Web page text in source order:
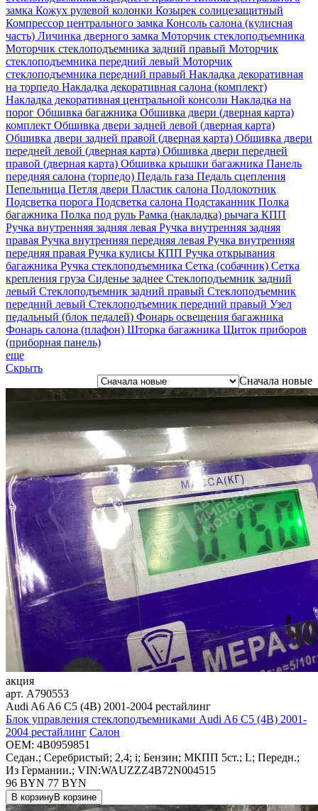
замка Кожух рулевой колонки Козырек солнцезащитный
Компрессор центрального замка Консоль салона (кулисная
часть) Личинка дверного замка Моторчик стеклоподъемника
Моторчик стеклоподъемника задний правый Моторчик
стеклоподъемника передний левый Моторчик
стеклоподъемника передний правый Накладка декоративная
на торпедо Накладка декоративная салона (комплект)
Накладка декоративная центральной консоли Накладка на
порог Обшивка багажника Обшивка двери (дверная карта)
комплект Обшивка двери задней левой (дверная карта)
Обшивка двери задней правой (дверная карта) Обшивка двери
передней левой (дверная карта) Обшивка двери передней
правой (дверная карта) Обшивка крышки багажника Панель
передняя салона (торпедо) Педаль газа Педаль сцепления
Пепельница Петля двери Пластик салона Подлокотник
Подсветка порога Подсветка салона Подстаканник Полка
багажника Полка под руль Рамка (накладка) рычага КПП
Ручка внутренняя задняя левая Ручка внутренняя задняя
правая Ручка внутренняя передняя левая Ручка внутренняя
передняя правая Ручка кулисы КПП Ручка открывания
багажника Ручка стеклоподъемника Сетка (собачник) Сетка
крепления груза Сиденье заднее Стеклоподъемник задний
левый Стеклоподъемник задний правый Стеклоподъемник
передний левый Стеклоподъемник передний правый Узел
педальный (блок педалей) Фонарь освещения багажника
Фонарь салона (плафон) Шторка багажника Щиток приборов
(приборная панель)
еще
Скрыть
Сначала новые
акция
арт. A790553
Audi A6 A6 C5 (4B) 2001-2004 рестайлинг
Блок управления стеклоподъемниками Audi A6 C5 (4B) 2001-
2004 рестайлинг Салон
OEM: 4B0959851
Седан.; Серебристый; 2,4; i; Бензин; МКПП 5ст.; L; Передн.;
Из Германии.; VIN:WAUZZZ4B72N004515
96 BYN 77 BYN
В корзинуВ корзине